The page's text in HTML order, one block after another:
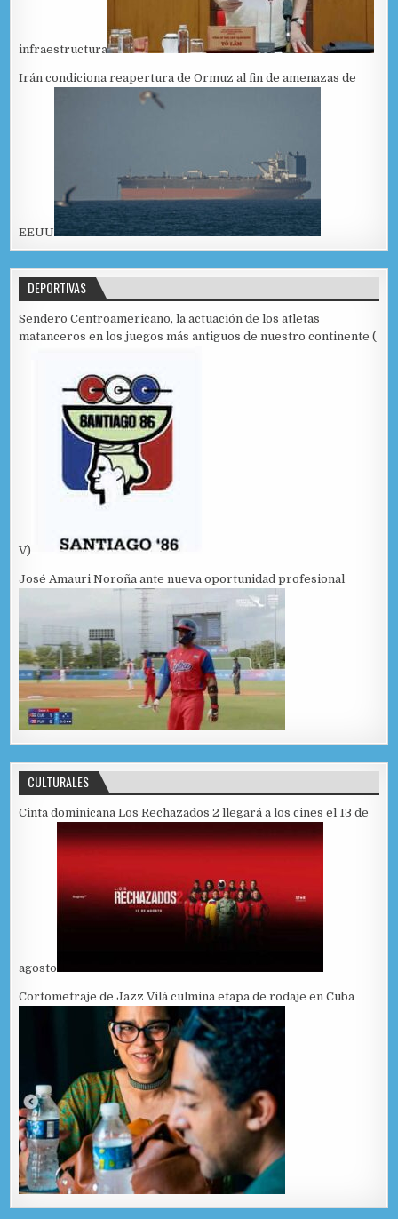
infraestructura
Irán condiciona reapertura de Ormuz al fin de amenazas de
EEUU
DEPORTIVAS
Sendero Centroamericano, la actuación de los atletas
matanceros en los juegos más antiguos de nuestro continente (
V)
José Amauri Noroña ante nueva oportunidad profesional
CULTURALES
Cinta dominicana Los Rechazados 2 llegará a los cines el 13 de
agosto
Cortometraje de Jazz Vilá culmina etapa de rodaje en Cuba